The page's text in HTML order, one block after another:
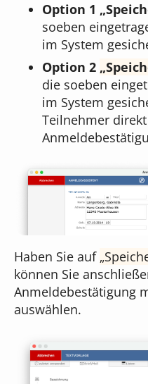
Option 1
soeben
im System
Option 2
die soeben
im System
Teilnehmer
Haben Sie auf
können Sie
Anmeldebestätigung
auswählen.